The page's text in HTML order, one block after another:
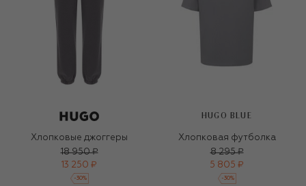
Хлопковые джоггеры
18 950 ₽
13 250 ₽
-30%
HUGO BLUE
Хлопковая футболка
8 295 ₽
5 805 ₽
-30%